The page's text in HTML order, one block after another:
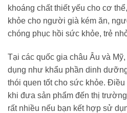
khoáng chất thiết yếu cho cơ
khỏe cho người già kém ăn,
chóng phục hồi sức khỏe, trẻ
Tại các quốc gia châu Âu và
dụng như khẩu phần dinh
thói quen tốt cho sức khỏe.
khi đưa sản phẩm đến thị
rất nhiều nếu bạn kết hợp sử